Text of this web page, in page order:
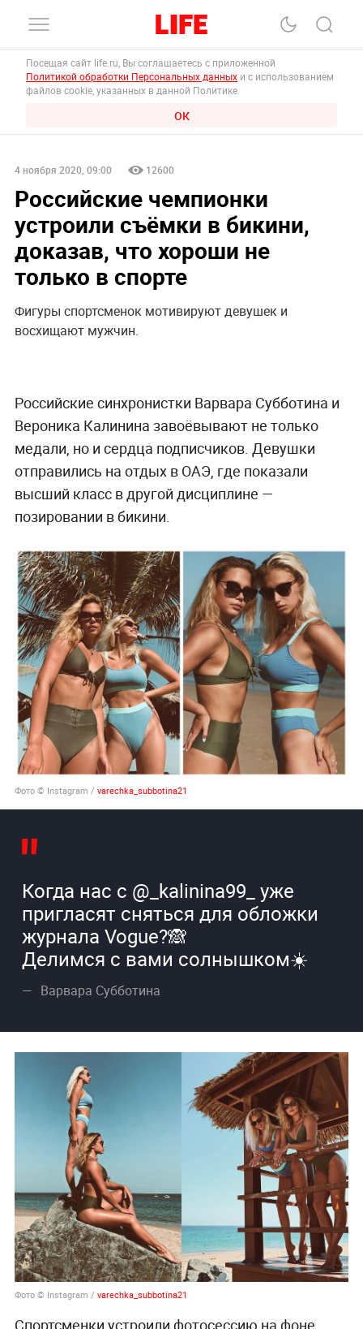
Посещая сайт life.ru, Вы соглашаетесь с приложенной
Политикой обработки Персональных данных и с использованием
файлов cookie, указанных в данной Политике.
ОК
4 ноября 2020, 09:00 12600
Российские чемпионки
устроили съёмки в бикини,
доказав, что хороши не
только в спорте
Фигуры спортсменок мотивируют девушек и
восхищают мужчин.
Российские синхронистки Варвара Субботина и
Вероника Калинина завоёвывают не только
медали, но и сердца подписчиков. Девушки
отправились на отдых в ОАЭ, где показали
высший класс в другой дисциплине —
позировании в бикини.
Фото © Instagram / varechka_subbotina21
Когда нас с @_kalinina99_ уже
пригласят сняться для обложки
журнала Vogue?🙈
Делимся с вами солнышком☀️
Варвара Субботина
Фото © Instagram / varechka_subbotina21
Спортсменки устроили фотосессию на фоне